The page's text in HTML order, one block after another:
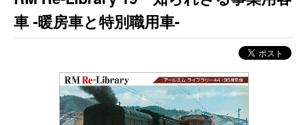
車 -暖房車と特別職用車-